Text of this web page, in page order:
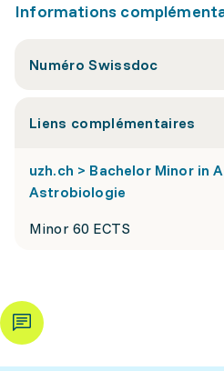
Informations
Numéro Swissdoc
Liens complémentaires
uzh.ch > Bachelor Minor in
Astrobiologie
Minor 60 ECTS